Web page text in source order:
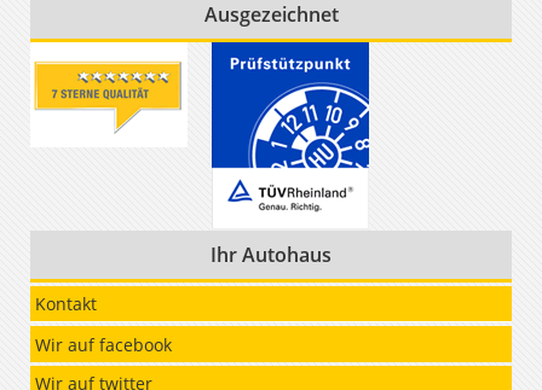
Ausgezeichnet
Ihr Autohaus
Kontakt
Wir auf facebook
Wir auf twitter